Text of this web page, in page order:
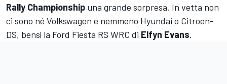
Rally Championship una grande sorpresa. In vetta non
ci sono né Volkswagen e nemmeno Hyundai o Citroen-
DS, bensì la Ford Fiesta RS WRC di Elfyn Evans.